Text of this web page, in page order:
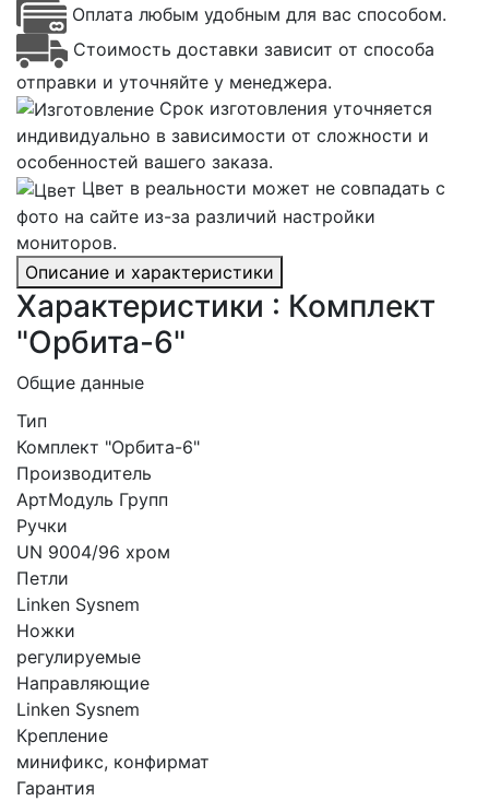
Оплата любым удобным для вас способом.
Стоимость доставки зависит от способа
отправки и уточняйте у менеджера.
Срок изготовления уточняется
индивидуально в зависимости от сложности и
особенностей вашего заказа.
Цвет в реальности может не совпадать с
фото на сайте из-за различий настройки
мониторов.
Описание и характеристики
Характеристики : Комплект
"Орбита-6"
Общие данные
Тип
Комплект "Орбита-6"
Производитель
АртМодуль Групп
Ручки
UN 9004/96 хром
Петли
Linken Sysnem
Ножки
регулируемые
Направляющие
Linken Sysnem
Крепление
минификс, конфирмат
Гарантия